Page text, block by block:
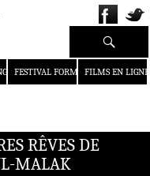
FESTIVAL FORMAT COURT
FILMS EN LIGNE
Recherche
RÊVES DE
MALAK